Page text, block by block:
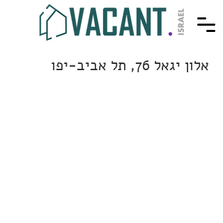
אלון יגאל 76, תל אביב-יפו